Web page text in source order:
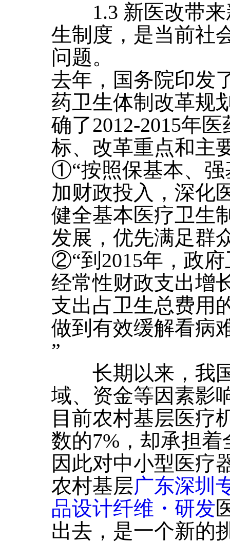
1.3 新医改带来
生制度，是当前社
问题。
去年，国务院印发
药卫生体制改革规
确了2012-2015年
标、改革重点和主
①“按照保基本、强
加财政投入，深化
健全基本医疗卫生
发展，优先满足群
②“到2015年，政
经常性财政支出增
支出占卫生总费用
做到有效缓解看病
”
长期以来，我国
域、资金等因素影
目前农村基层医疗
数的7%，却承担
因此对中小型医疗
农村基层广东深圳
品设计纤维・研发
出去，是一个新的